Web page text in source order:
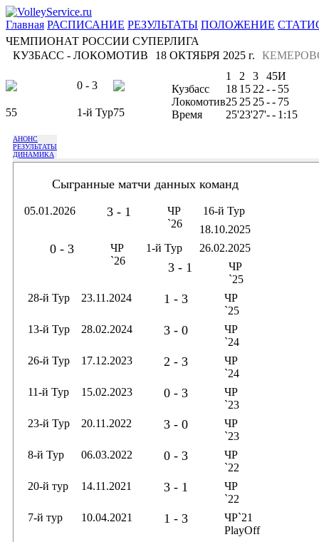
Главная РАСПИСАНИЕ РЕЗУЛЬТАТЫ ПОЛОЖЕНИЕ
ЧЕМПИОНАТ РОССИИ СУПЕРЛИГА
КУЗБАСС - ЛОКОМОТИВ
18 ОКТЯБРЯ 2025 г.
0 - 3
55 1-й Тур75
1 2 3 45И
Кузбасс
18 15 22 -- 55
Локомотив25 25 25-- 75
Время
25'23'27'-- 1:15
АНОНС
РЕЗУЛЬТАТЫ
ДИНАМИКА
Сыгранные матчи данных команд
05.01.2026 3 - 1
ЧР
`26
16-й Тур
18.10.2025
0 - 3
ЧР
`26
1-й Тур 26.02.2025
3 - 1
ЧР
`25
28-й Тур
23.11.2024 1 - 3
ЧР
`25
13-й Тур
28.02.2024 3 - 0
ЧР
`24
26-й Тур
17.12.2023 2 - 3
ЧР
`24
11-й Тур
15.02.2023 0 - 3
ЧР
`23
23-й Тур
20.11.2022 3 - 0
ЧР
`23
8-й Тур
06.03.2022 0 - 3
ЧР
`22
20-й тур
14.11.2021 3 - 1
ЧР
`22
7-й тур
10.04.2021 1 - 3
ЧР`21
PlayOff